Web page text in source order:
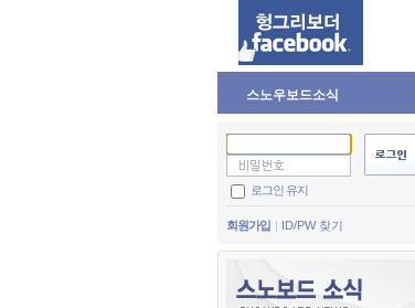
스노우보드소식
로그인 유지
회원가입 ID/PW 찾기